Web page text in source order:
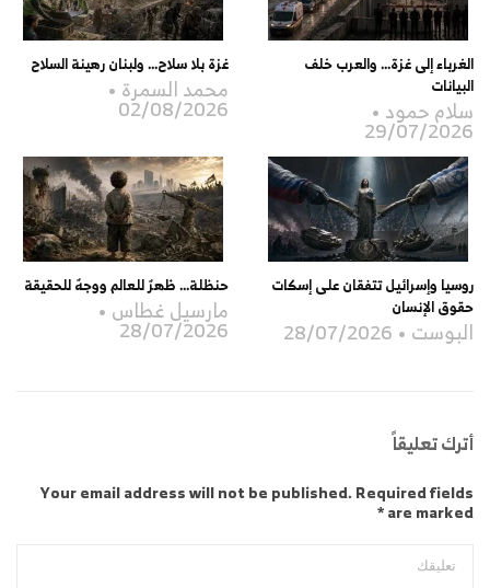
غزة بلا سلاح… ولبنان رهينة السلاح
محمد السمرة
02/08/2026
الغرباء إلى غزة… والعرب خلف
البيانات
سلام حمود
29/07/2026
حنظلة… ظهرٌ للعالم ووجهٌ للحقيقة
مارسيل غطاس
28/07/2026
روسيا وإسرائيل تتفقان على إسكات
حقوق الإنسان
البوست 28/07/2026
أترك تعليقاً
Your email address will not be published. Required fields
are marked *